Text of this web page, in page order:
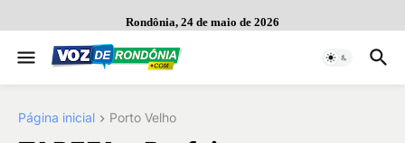
Rondônia, 24 de maio de 2026
Página inicial Porto Velho